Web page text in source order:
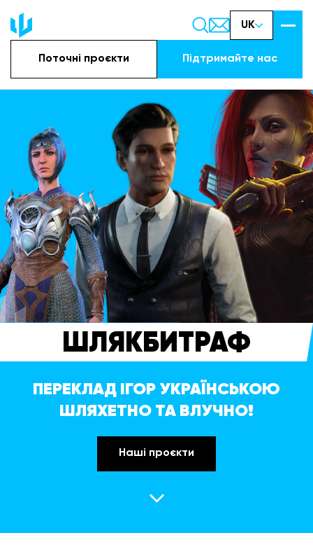
UK
Поточні проєкти Підтримайте наc
ШЛЯКБИТРАФ
ПЕРЕКЛАД ІГОР УКРАЇНСЬКОЮ
ШЛЯХЕТНО ТА ВЛУЧНО!
Наші проєкти